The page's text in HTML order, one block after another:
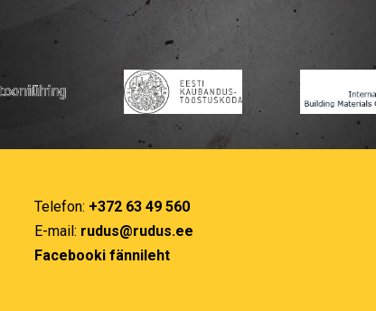
Telefon: +372 63 49 560
E-mail: rudus@rudus.ee
Facebooki fännileht